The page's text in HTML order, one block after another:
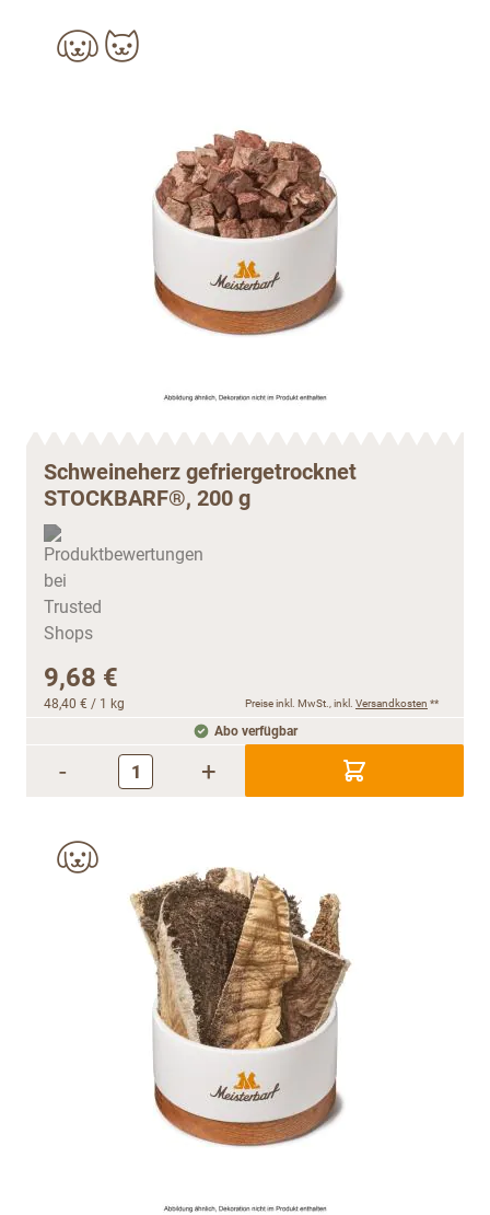
Schweineherz gefriergetrocknet
STOCKBARF®, 200 g
9,68 €
48,40 € / 1 kg Preise inkl. MwSt., inkl. Versandkosten **
Abo verfügbar
- +